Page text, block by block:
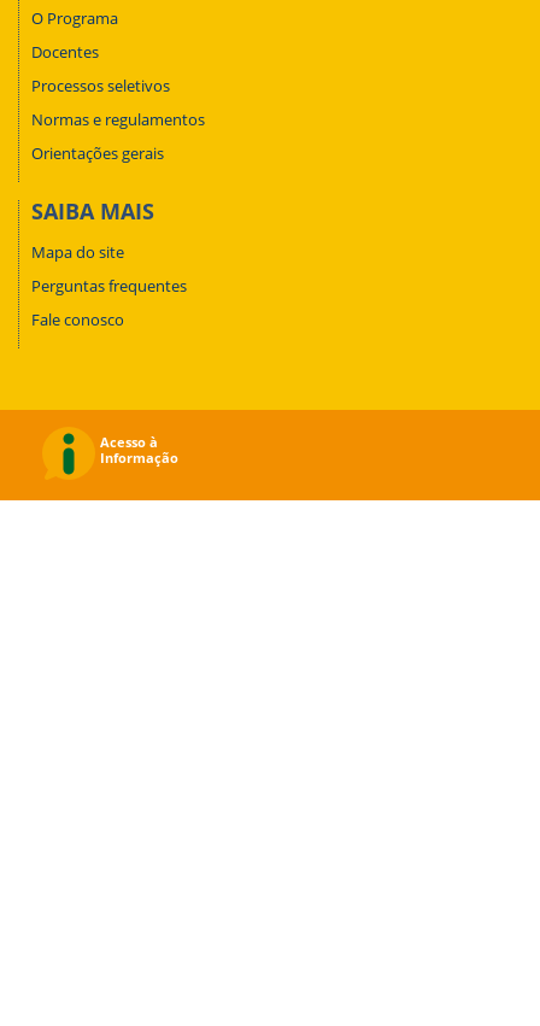
O Programa
Docentes
Processos seletivos
Normas e regulamentos
Orientações gerais
SAIBA MAIS
Mapa do site
Perguntas frequentes
Fale conosco